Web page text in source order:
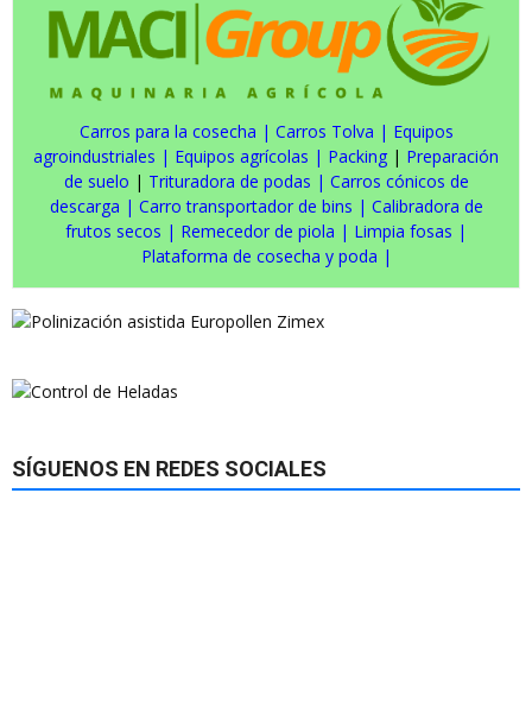
Carros para la cosecha | Carros Tolva | Equipos
agroindustriales | Equipos agrícolas | Packing | Preparación
de suelo | Trituradora de podas | Carros cónicos de
descarga | Carro transportador de bins | Calibradora de
frutos secos | Remecedor de piola | Limpia fosas |
Plataforma de cosecha y poda |
SÍGUENOS EN REDES SOCIALES